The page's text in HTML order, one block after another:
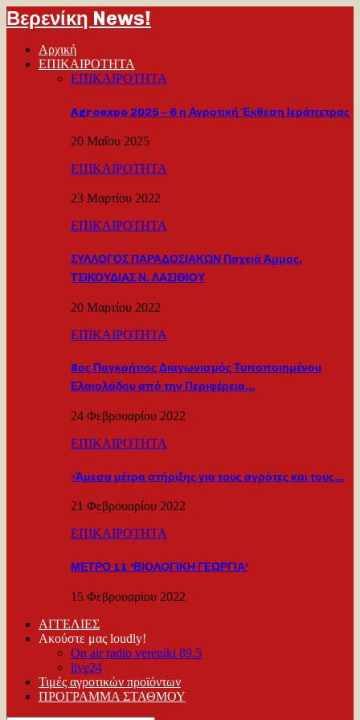
Βερενίκη News!
Αρχική
ΕΠΙΚΑΙΡΟΤΗΤΑ
ΕΠΙΚΑΙΡΟΤΗΤΑ
Agroexpo 2025 – 6 η Αγροτική Έκθεση Ιεράπετρας
20 Μαΐου 2025
ΕΠΙΚΑΙΡΟΤΗΤΑ
23 Μαρτίου 2022
ΕΠΙΚΑΙΡΟΤΗΤΑ
ΣΥΛΛΟΓΟΣ ΠΑΡΑΔΟΣΙΑΚΩΝ Παχειά Άμμος,
ΤΣΙΚΟΥΔΙΑΣ Ν. ΛΑΣΙΘΙΟΥ
20 Μαρτίου 2022
ΕΠΙΚΑΙΡΟΤΗΤΑ
8ος Παγκρήτιος Διαγωνισμός Τυποποιημένου
Ελαιολάδου από την Περιφέρεια…
24 Φεβρουαρίου 2022
ΕΠΙΚΑΙΡΟΤΗΤΑ
«Άμεσα μέτρα στήριξης για τους αγρότες και τους…
21 Φεβρουαρίου 2022
ΕΠΙΚΑΙΡΟΤΗΤΑ
ΜΕΤΡΟ 11 ‘ΒΙΟΛΟΓΙΚΗ ΓΕΩΡΓΙΑ’
15 Φεβρουαρίου 2022
ΑΓΓΕΛΙΕΣ
Ακούστε μας loudly!
On air radio vereniki 89.5
live24
Τιμές αγροτικών προϊόντων
ΠΡΟΓΡΑΜΜΑ ΣΤΑΘΜΟΥ